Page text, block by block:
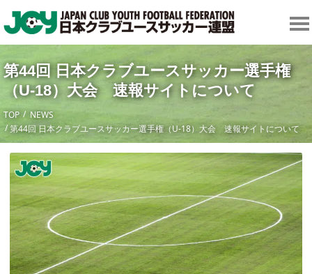
第44回 日本クラブユースサッカー選手権
（U-18）大会 速報サイトについて
TOP
NEWS
第44回 日本クラブユースサッカー選手権（U-18）大会 速報サイトについて